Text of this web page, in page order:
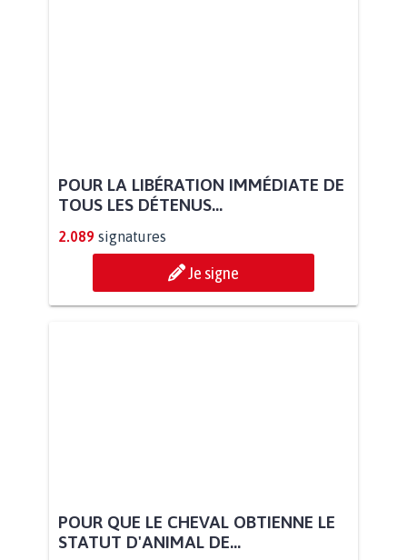
POUR LA LIBÉRATION IMMÉDIATE DE
TOUS LES DÉTENUS...
2.089 signatures
Je signe
POUR QUE LE CHEVAL OBTIENNE LE
STATUT D'ANIMAL DE...